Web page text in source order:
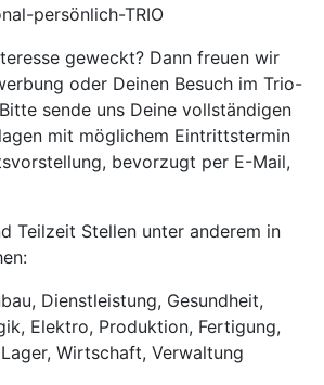
persönlich-TRIO
geweckt? Dann freuen wir
oder Deinen Besuch im Trio-
sende uns Deine vollständigen
mit möglichem Eintrittstermin
bevorzugt per E-Mail,
Teilzeit Stellen unter anderem in
Dienstleistung, Gesundheit,
Elektro, Produktion, Fertigung,
Wirtschaft, Verwaltung